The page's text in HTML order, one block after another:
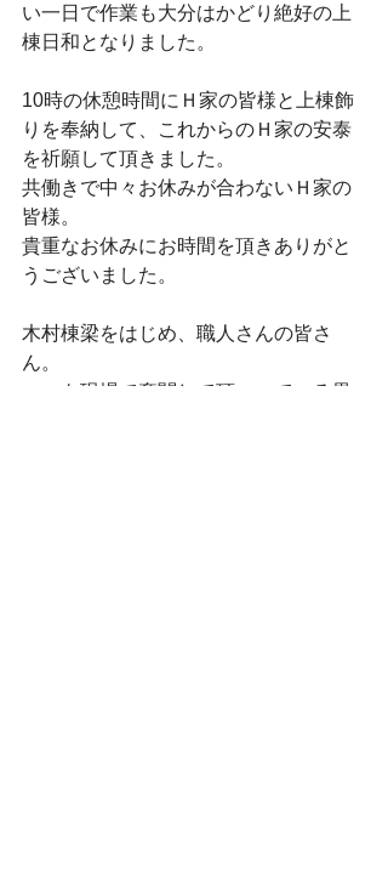
い一日で作業も大分はかどり絶好の上
棟日和となりました。
10時の休憩時間にＨ家の皆様と上棟飾
りを奉納して、これからのＨ家の安泰
を祈願して頂きました。
共働きで中々お休みが合わないＨ家の
皆様。
貴重なお休みにお時間を頂きありがと
うございました。
木村棟梁をはじめ、職人さんの皆さ
ん。
いつも現場で奮闘して頂いいている黒